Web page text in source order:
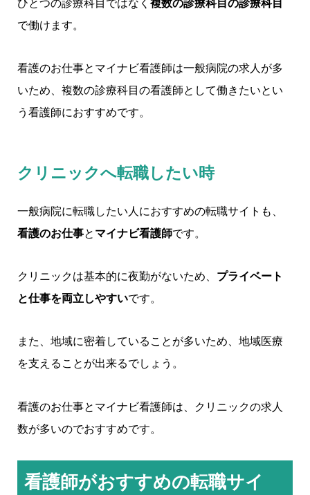
で働けます。
看護のお仕事とマイナビ看護師は一般病院の求人が多
いため、複数の診療科目の看護師として働きたいとい
う看護師におすすめです。
クリニックへ転職したい時
一般病院に転職したい人におすすめの転職サイトも、
看護のお仕事とマイナビ看護師です。
クリニックは基本的に夜勤がないため、 プライベート
と仕事を両立しやすいです。
また、地域に密着していることが多いため、地域医療
を支えることが出来るでしょう。
看護のお仕事とマイナビ看護師は、クリニックの求人
数が多いのでおすすめです。
看護師がおすすめの転職サイ